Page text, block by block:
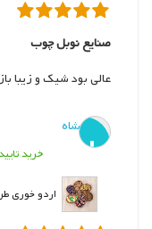
صنایع نوبل چوب
عالی بود شیک و زیبا
ب
ب. شاه
خرید
اردو خوری